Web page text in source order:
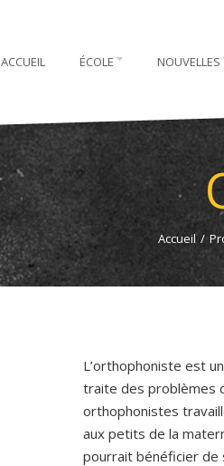
ACCUEIL ÉCOLE NOUVELLES
Accueil /
L’orthophoniste est
traite des problèmes
orthophonistes
aux petits de la
pourrait bénéficier de